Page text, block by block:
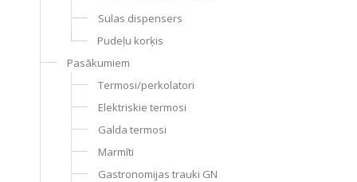
Sulas dispensers
Pudeļu korķis
Pasākumiem
Termosi/perkolatori
Elektriskie termosi
Galda termosi
Marmīti
Gastronomijas trauki GN